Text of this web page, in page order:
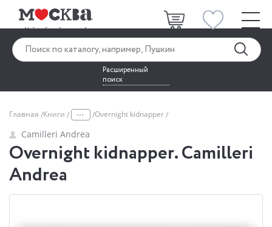
Расширенный
поиск
Главная Книги ... Overnight kidnapper
Camilleri Andrea
Overnight kidnapper. Camilleri
Andrea